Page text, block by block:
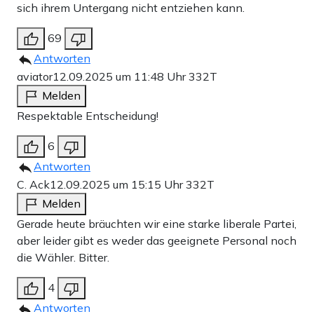
sich ihrem Untergang nicht entziehen kann.
69
Antworten
aviator12.09.2025 um 11:48 Uhr332T
Melden
Respektable Entscheidung!
6
Antworten
C. Ack12.09.2025 um 15:15 Uhr332T
Melden
Gerade heute bräuchten wir eine starke liberale Partei,
aber leider gibt es weder das geeignete Personal noch
die Wähler. Bitter.
4
Antworten